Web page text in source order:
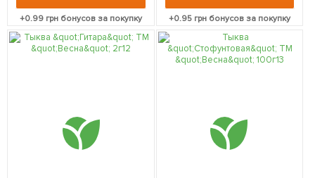
+0.99 грн бонусов за покупку +0.95 грн бонусов за покупку